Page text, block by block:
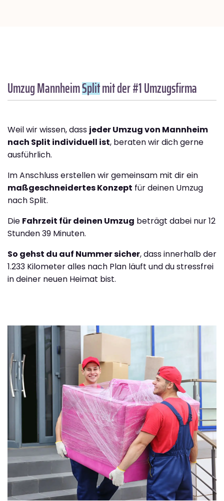
Umzug MannheimSplitmit der #1 Umzugsfirma
Weil wir wissen, dass jeder Umzug von Mannheim
nach Split individuell ist, beraten wir dich gerne
ausführlich.
Im Anschluss erstellen wir gemeinsam mit dir ein
maßgeschneidertes Konzept für deinen Umzug
nach Split.
Die Fahrzeit für deinen Umzug beträgt dabei nur 12
Stunden 39 Minuten.
So gehst du auf Nummer sicher, dass innerhalb der
1.233 Kilometer alles nach Plan läuft und du stressfrei
in deiner neuen Heimat bist.